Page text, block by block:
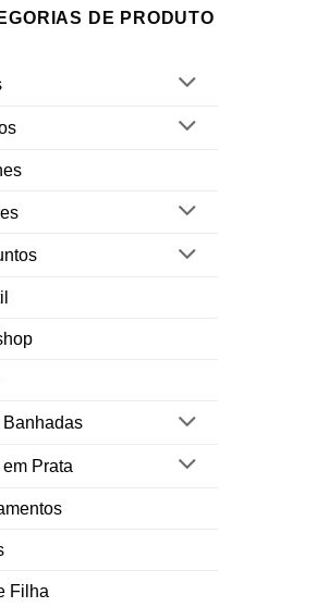
DE PRODUTO
Prata
Filha